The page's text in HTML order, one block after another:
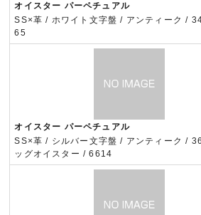
オイスター パーペチュアル
SS×革 / ホワイト文字盤 / アンティーク /
65
オイスター パーペチュアル
SS×革 / シルバー文字盤 / アンティーク /
ッグオイスター / 6614